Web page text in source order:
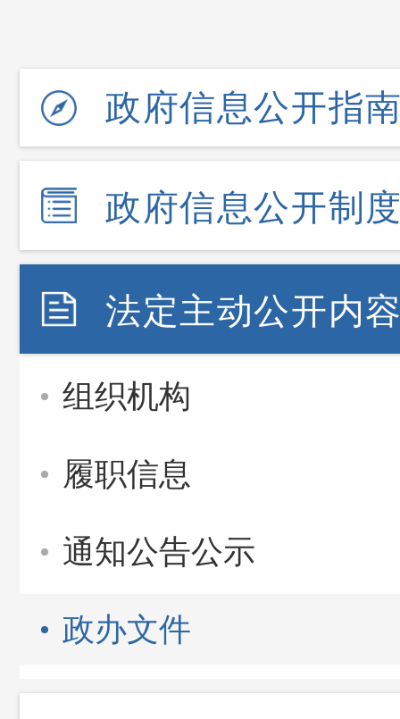
政府信息公开指
政府信息公开制
法定主动公开内
组织机构
履职信息
通知公告公示
政办文件